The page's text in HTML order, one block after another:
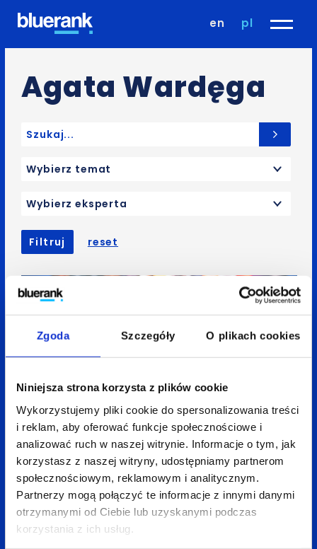
Zgoda Szczegóły O plikach cookies
Niniejsza strona korzysta z plików cookie
Wykorzystujemy pliki cookie do spersonalizowania treści
i reklam, aby oferować funkcje społecznościowe i
analizować ruch w naszej witrynie. Informacje o tym, jak
korzystasz z naszej witryny, udostępniamy partnerom
społecznościowym, reklamowym i analitycznym.
Partnerzy mogą połączyć te informacje z innymi danymi
otrzymanymi od Ciebie lub uzyskanymi podczas
korzystania z ich usług.
en pl
Agata Wardęga
24 marca 2026 Agata Wardęga 3 min
Reklama na ekranie TV bez miliona w kieszeni.
Jak to zrobić?
Wybierz temat
Wybierz eksperta
Filtruj reset